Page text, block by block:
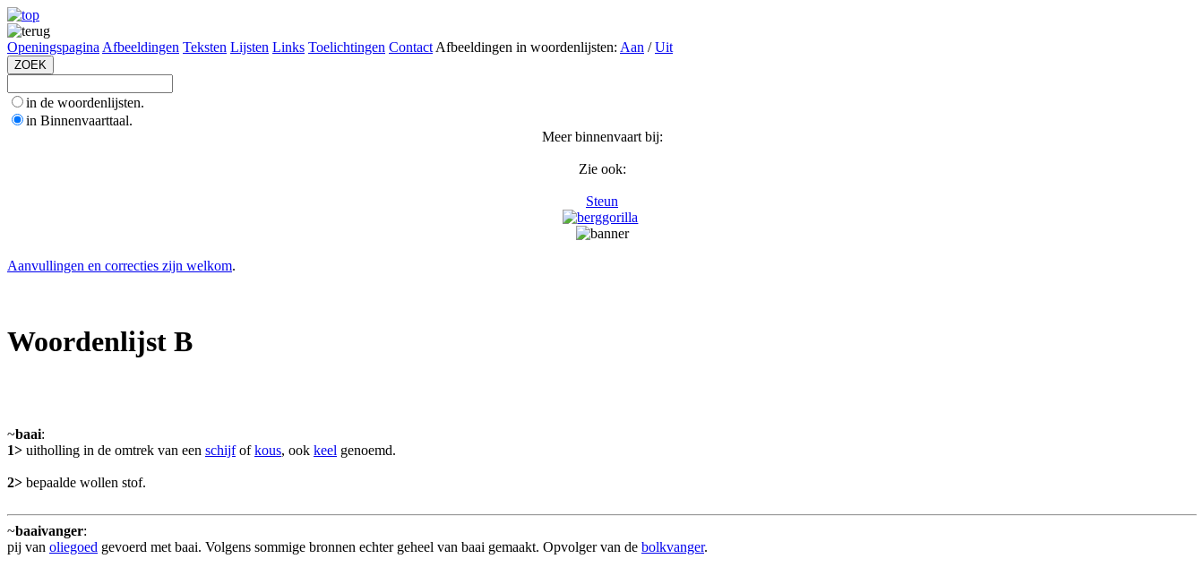
Openingspagina Afbeeldingen Teksten Lijsten Links Toelichtingen Contact Afbeeldingen in woordenlijsten: Aan /Uit
in de woordenlijsten.
in Binnenvaarttaal.
Meer binnenvaart bij:
Zie ook:
Steun
Aanvullingen en correcties zijn welkom.
Woordenlijst B
~baai:
1> uitholling in de omtrek van een schijfofkous, ook keel genoemd.
2> bepaalde wollen stof.
~baaivanger:
pij van oliegoed gevoerd met baai. Volgens sommige bronnen echter geheel van baai gemaakt. Opvolger van de bolkvanger.